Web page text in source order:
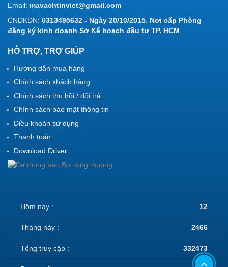
Email: mavachtinviet@gmail.com
CNĐKDN: 0313495632 - Ngày 20/10/2015. Nơi cấp Phòng
đăng ký kinh doanh Sở Kế hoạch đầu tư TP. HCM
HỖ TRỢ, TRỢ GIÚP
Hướng dẫn mua hàng
Chính sách khách hàng
Chính sách thu hồi / đổi trả
Chính sách bảo mật thông tin
Điều khoản sử dụng
Thanh toán
Download Driver
Hôm nay : 12
Tháng này : 2466
Tổng truy cập : 332473